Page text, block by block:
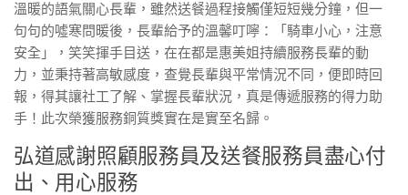
溫暖的語氣關心長輩，雖然送餐過程接觸僅短短幾分鐘，但一
句句的噓寒問暖後，長輩給予的溫馨叮嚀：「騎車小心，注意
安全」，笑笑揮手目送，在在都是惠美姐持續服務長輩的動
力，並秉持著高敏感度，查覺長輩與平常情況不同，便即時回
報，得其讓社工了解、掌握長輩狀況，真是傳遞服務的得力助
手！此次榮獲服務銅質獎實在是實至名歸。
弘道感謝照顧服務員及送餐服務員盡心付
出、用心服務